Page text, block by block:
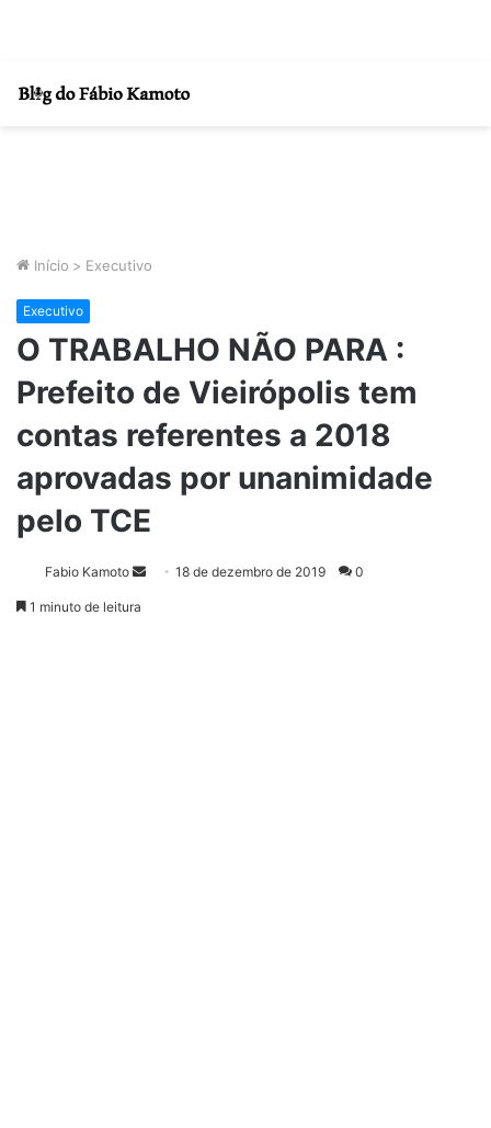
Início > Executivo
Executivo
O TRABALHO NÃO PARA :
Prefeito de Vieirópolis tem
contas referentes a 2018
aprovadas por unanimidade
pelo TCE
Fabio Kamoto 18 de dezembro de 2019 0
1 minuto de leitura